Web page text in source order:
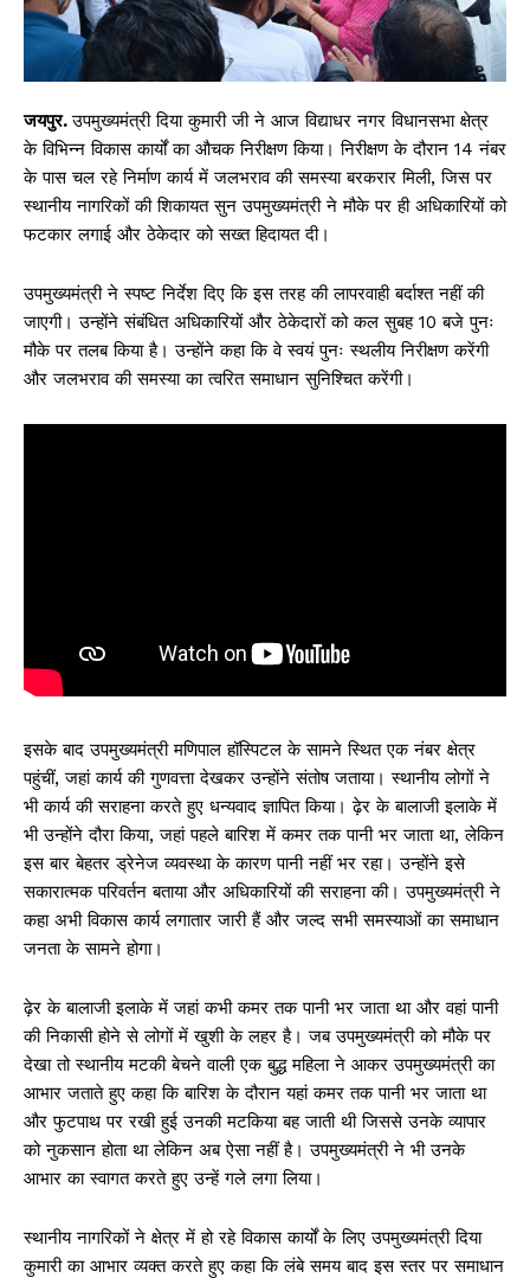
जयपुर.उपमुख्यमंत्री दिया कुमारी जी ने आज विद्याधर नगर विधानसभा क्षेत्र
के विभिन्न विकास कार्यों का औचक निरीक्षण किया। निरीक्षण के दौरान 14 नंबर
के पास चल रहे निर्माण कार्य में जलभराव की समस्या बरकरार मिली, जिस पर
स्थानीय नागरिकों की शिकायत सुन उपमुख्यमंत्री ने मौके पर ही अधिकारियों को
फटकार लगाई और ठेकेदार को सख्त हिदायत दी।
उपमुख्यमंत्री ने स्पष्ट निर्देश दिए कि इस तरह की लापरवाही बर्दाश्त नहीं की
जाएगी। उन्होंने संबंधित अधिकारियों और ठेकेदारों को कल सुबह 10 बजे पुनः
मौके पर तलब किया है। उन्होंने कहा कि वे स्वयं पुनः स्थलीय निरीक्षण करेंगी
और जलभराव की समस्या का त्वरित समाधान सुनिश्चित करेंगी।
इसके बाद उपमुख्यमंत्री मणिपाल हॉस्पिटल के सामने स्थित एक नंबर क्षेत्र
पहुंचीं, जहां कार्य की गुणवत्ता देखकर उन्होंने संतोष जताया। स्थानीय लोगों ने
भी कार्य की सराहना करते हुए धन्यवाद ज्ञापित किया। ढ़ेर के बालाजी इलाके में
भी उन्होंने दौरा किया, जहां पहले बारिश में कमर तक पानी भर जाता था, लेकिन
इस बार बेहतर ड्रेनेज व्यवस्था के कारण पानी नहीं भर रहा। उन्होंने इसे
सकारात्मक परिवर्तन बताया और अधिकारियों की सराहना की। उपमुख्यमंत्री ने
कहा अभी विकास कार्य लगातार जारी हैं और जल्द सभी समस्याओं का समाधान
जनता के सामने होगा।
ढ़ेर के बालाजी इलाके में जहां कभी कमर तक पानी भर जाता था और वहां पानी
की निकासी होने से लोगों में खुशी के लहर है। जब उपमुख्यमंत्री को मौके पर
देखा तो स्थानीय मटकी बेचने वाली एक बुद्ध महिला ने आकर उपमुख्यमंत्री का
आभार जताते हुए कहा कि बारिश के दौरान यहां कमर तक पानी भर जाता था
और फुटपाथ पर रखी हुई उनकी मटकिया बह जाती थी जिससे उनके व्यापार
को नुकसान होता था लेकिन अब ऐसा नहीं है। उपमुख्यमंत्री ने भी उनके
आभार का स्वागत करते हुए उन्हें गले लगा लिया।
स्थानीय नागरिकों ने क्षेत्र में हो रहे विकास कार्यों के लिए उपमुख्यमंत्री दिया
कुमारी का आभार व्यक्त करते हुए कहा कि लंबे समय बाद इस स्तर पर समाधान